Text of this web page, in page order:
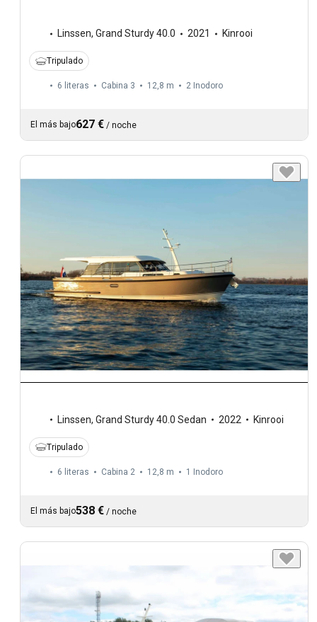
Linssen, Grand Sturdy 40.0 2021 Kinrooi
Tripulado
6 literas Cabina 3 12,8 m 2 Inodoro
El más bajo627 € / noche
Linssen, Grand Sturdy 40.0 Sedan 2022 Kinrooi
Tripulado
6 literas Cabina 2 12,8 m 1 Inodoro
El más bajo538 € / noche